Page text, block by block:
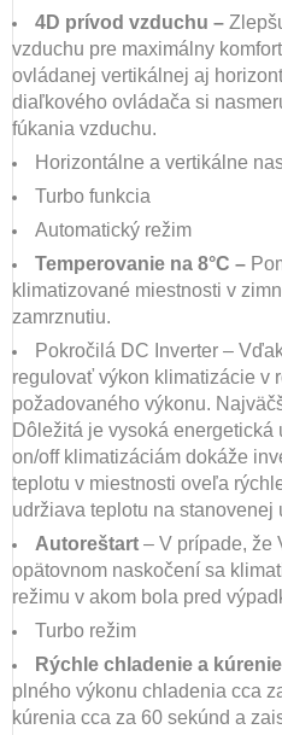
4D prívod vzduchu –
vzduchu pre maximálny
ovládanej vertikálnej aj
diaľkového ovládača si
fúkania vzduchu.
Horizontálne a vertikálne
Turbo funkcia
Automatický režim
Temperovanie na 8°C –
klimatizované miestnosti v
zamrznutiu.
Pokročilá DC Inverter –
regulovať výkon klimatizácie v
požadovaného výkonu.
Dôležitá je vysoká
on/off klimatizáciám dokáže
teplotu v miestnosti oveľa
udržiava teplotu na stanovenej
Autoreštart – V prípade, že
opätovnom naskočení sa
režimu v akom bola pred
Turbo režim
Rýchle chladenie a
plného výkonu chladenia cca
kúrenia cca za 60 sekúnd a